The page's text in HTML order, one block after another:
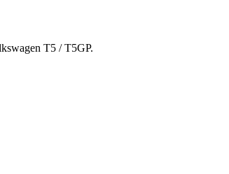
T5 / T5GP.